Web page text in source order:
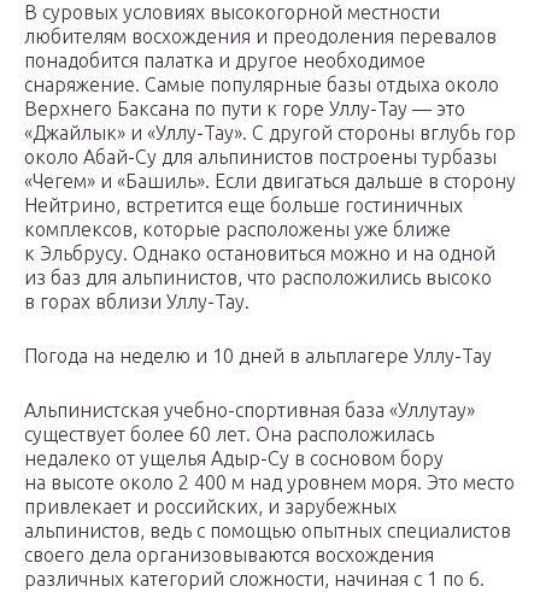
В суровых условиях высокогорной местности
любителям восхождения и преодоления перевалов
понадобится палатка и другое необходимое
снаряжение. Самые популярные базы отдыха около
Верхнего Баксана по пути к горе Уллу-Тау — это
«Джайлык» и «Уллу-Тау». С другой стороны вглубь гор
около Абай-Су для альпинистов построены турбазы
«Чегем» и «Башиль». Если двигаться дальше в сторону
Нейтрино, встретится еще больше гостиничных
комплексов, которые расположены уже ближе
к Эльбрусу. Однако остановиться можно и на одной
из баз для альпинистов, что расположились высоко
в горах вблизи Уллу-Тау.
Погода на неделю и 10 дней в альплагере Уллу-Тау
Альпинистская учебно-спортивная база «Уллутау»
существует более 60 лет. Она расположилась
недалеко от ущелья Адыр-Су в сосновом бору
на высоте около 2 400 м над уровнем моря. Это место
привлекает и российских, и зарубежных
альпинистов, ведь с помощью опытных специалистов
своего дела организовываются восхождения
различных категорий сложности, начиная с 1 по 6.